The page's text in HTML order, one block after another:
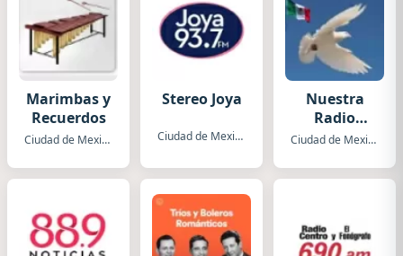
Marimbas y
Recuerdos
Ciudad de Mexico
Stereo Joya
Ciudad de Mexico
Nuestra
Radio
CristianaCiudad de Mexico